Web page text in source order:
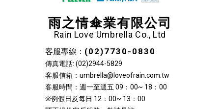
雨之情傘業有限公司
Rain Love Umbrella Co., Ltd
客服專線： (02)7730-0830
傳真電話: (02)2944-5829
客服信箱：umbrella@loveofrain.com.tw
客服時間：週一至週五 09：00~ 18：00
※例假日及每日 12：00~ 13：00